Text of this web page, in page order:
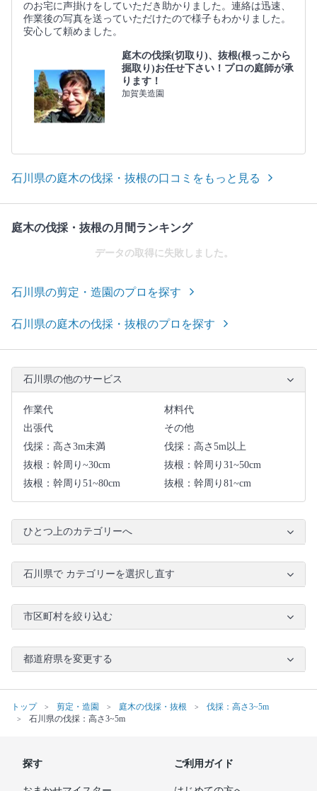
のお宅に声掛けをしていただき助かりました。連絡は迅速、
作業後の写真を送っていただけたので様子もわかりました。
安心して頼めました。
庭木の伐採(切取り)、抜根(根っこから
掘取り)お任せ下さい！プロの庭師が承
ります！
加賀美造園
石川県の庭木の伐採・抜根の口コミをもっと見る
庭木の伐採・抜根の月間ランキング
データの取得に失敗しました。
石川県の剪定・造園のプロを探す
石川県の庭木の伐採・抜根のプロを探す
石川県の他のサービス
作業代
材料代
出張代
その他
伐採：高さ3m未満
伐採：高さ5m以上
抜根：幹周り~30cm
抜根：幹周り31~50cm
抜根：幹周り51~80cm
抜根：幹周り81~cm
ひとつ上のカテゴリーへ
石川県で カテゴリーを選択し直す
市区町村を絞り込む
都道府県を変更する
トップ 剪定・造園 庭木の伐採・抜根
伐採：高さ3~5m
石川県の伐採：高さ3~5m
探す ご利用ガイド